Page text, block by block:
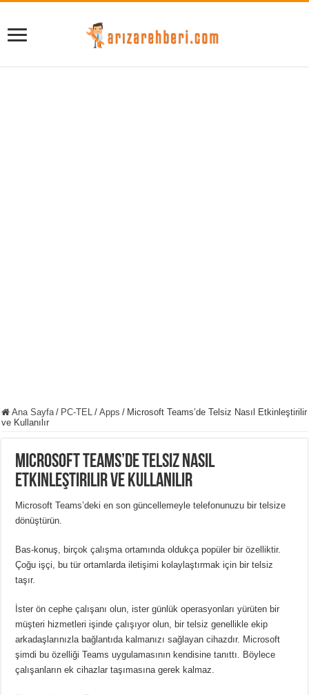
Ana Sayfa / PC-TEL / Apps / Microsoft Teams’de Telsiz Nasıl Etkinleştirilir
ve Kullanılır
Microsoft Teams’de Telsiz Nasıl
Etkinleştirilir ve Kullanılır
Microsoft Teams’deki en son güncellemeyle telefonunuzu bir telsize
dönüştürün.
Bas-konuş, birçok çalışma ortamında oldukça popüler bir özelliktir.
Çoğu işçi, bu tür ortamlarda iletişimi kolaylaştırmak için bir telsiz
taşır.
İster ön cephe çalışanı olun, ister günlük operasyonları yürüten bir
müşteri hizmetleri işinde çalışıyor olun, bir telsiz genellikle ekip
arkadaşlarınızla bağlantıda kalmanızı sağlayan cihazdır. Microsoft
şimdi bu özelliği Teams uygulamasının kendisine tanıttı. Böylece
çalışanların ek cihazlar taşımasına gerek kalmaz.